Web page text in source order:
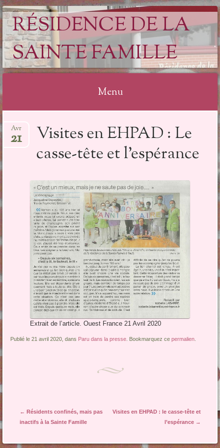
RÉSIDENCE DE LA
SAINTE FAMILLE
Menu
au
Visites en EHPAD : Le
casse-tête et l’espérance
Avr
21
Extrait de l’article. Ouest France 21 Avril 2020
Publié le 21 avril 2020, dans Paru dans la presse . Bookmarquez cepermalien
Navigation des articles
← Résidents confinés, mais pas
inactifs à la Sainte Famille
Visites en EHPAD : le casse-tête et
l’espérance →